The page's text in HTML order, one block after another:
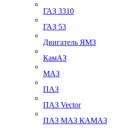
ГАЗ 3310
ГАЗ 53
Двигатель ЯМЗ
КамАЗ
МАЗ
ПАЗ
ПАЗ Vector
ПАЗ МАЗ КАМАЗ